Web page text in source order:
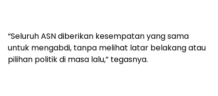
“Seluruh ASN diberikan kesempatan yang sama
untuk mengabdi, tanpa melihat latar belakang atau
pilihan politik di masa lalu,” tegasnya.